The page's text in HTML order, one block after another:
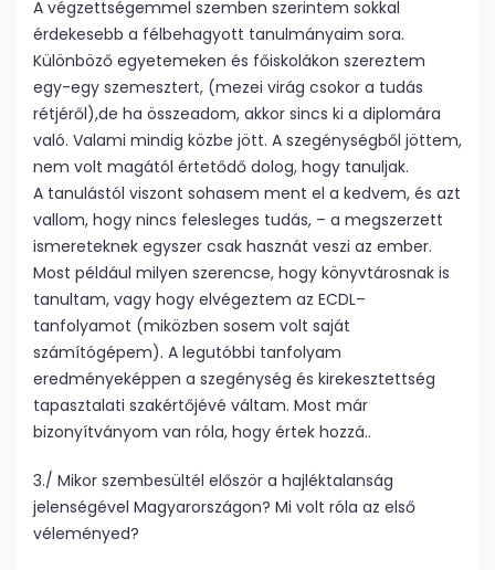
A végzettségemmel szemben szerintem sokkal
érdekesebb a félbehagyott tanulmányaim sora.
Különböző egyetemeken és főiskolákon szereztem
egy-egy szemesztert, (mezei virág csokor a tudás
rétjéről),de ha összeadom, akkor sincs ki a diplomára
való. Valami mindig közbe jött. A szegénységből jöttem,
nem volt magától értetődő dolog, hogy tanuljak.
A tanulástól viszont sohasem ment el a kedvem, és azt
vallom, hogy nincs felesleges tudás, – a megszerzett
ismereteknek egyszer csak hasznát veszi az ember.
Most például milyen szerencse, hogy könyvtárosnak is
tanultam, vagy hogy elvégeztem az ECDL–
tanfolyamot (miközben sosem volt saját
számítógépem). A legutóbbi tanfolyam
eredményeképpen a szegénység és kirekesztettség
tapasztalati szakértőjévé váltam. Most már
bizonyítványom van róla, hogy értek hozzá..
3./ Mikor szembesültél először a hajléktalanság
jelenségével Magyarországon? Mi volt róla az első
véleményed?